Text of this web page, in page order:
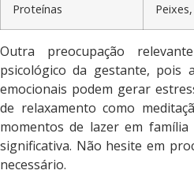
Proteínas
Outra preocupação
psicológico da gestante, pois
emocionais podem gerar
de relaxamento como
momentos de lazer em
significativa. Não hesite em
necessário.